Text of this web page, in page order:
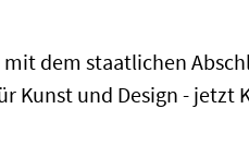
dem staatlichen
Kunst und Design - jetzt